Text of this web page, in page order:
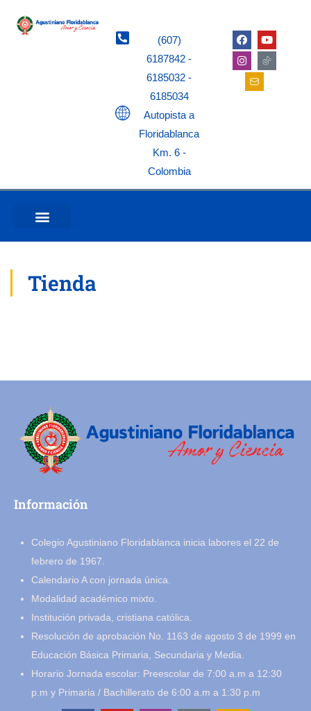
(607)
6187842 -
6185032 -
6185034
Autopista a
Floridablanca
Km. 6 -
Colombia
Tienda
Información
Colegio Agustiniano Floridablanca inicia labores el 22 de
febrero de 1967.
Calendario A con jornada única.
Modalidad académico mixto.
Institución privada, cristiana católica.
Resolución de aprobación No. 1163 de agosto 3 de 1999 en
Educación Básica Primaria, Secundaria y Media.
Horario Jornada escolar: Preescolar de 7:00 a.m a 12:30
p.m y Primaria / Bachillerato de 6:00 a.m a 1:30 p.m